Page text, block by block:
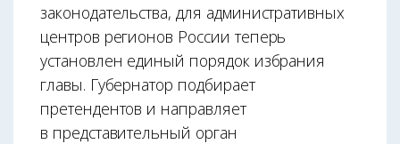
законодательства, для административных
центров регионов России теперь
установлен единый порядок избрания
главы. Губернатор подбирает
претендентов и направляет
в представительный орган